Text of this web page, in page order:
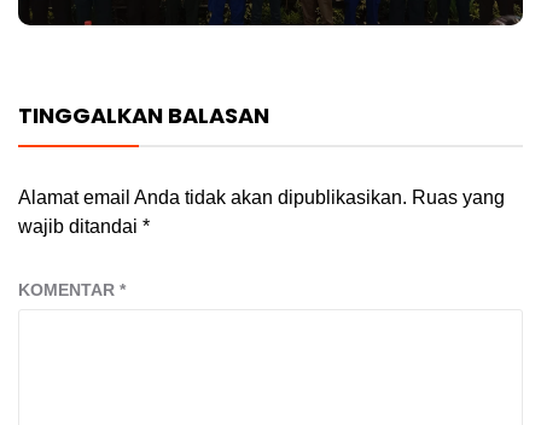
TINGGALKAN BALASAN
Alamat email Anda tidak akan dipublikasikan. Ruas yang
wajib ditandai *
KOMENTAR *